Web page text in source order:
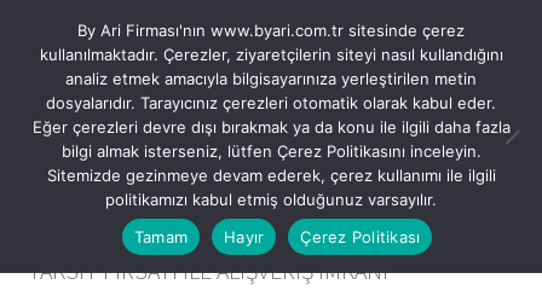
Dolaşıma
İçeriğe
Menü
Kategoriler
Tüm Modeller
SEPETTE “%10” İNDİRİM VE VADE FARKSIZ “3”
TAKSİT FIRSATI İLE ALIŞVERİŞ İMKANI
USD $
TRY ₺
By Ari Firması'nın www.byari.com.tr sitesinde çerez
kullanılmaktadır. Çerezler, ziyaretçilerin siteyi nasıl kullandığını
analiz etmek amacıyla bilgisayarınıza yerleştirilen metin
dosyalarıdır. Tarayıcınız çerezleri otomatik olarak kabul eder.
Eğer çerezleri devre dışı bırakmak ya da konu ile ilgili daha fazla
bilgi almak isterseniz, lütfen Çerez Politikasını inceleyin.
Sitemizde gezinmeye devam ederek, çerez kullanımı ile ilgili
politikamızı kabul etmiş olduğunuz varsayılır.
Tamam
Hayır Çerez Politikası